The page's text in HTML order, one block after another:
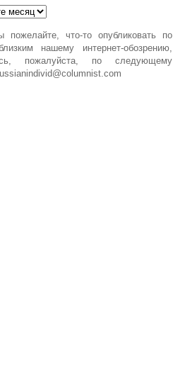
пожелайте, что-то опубликовать по
нашему интернет-обозрению,
пожалуйста, по следующему